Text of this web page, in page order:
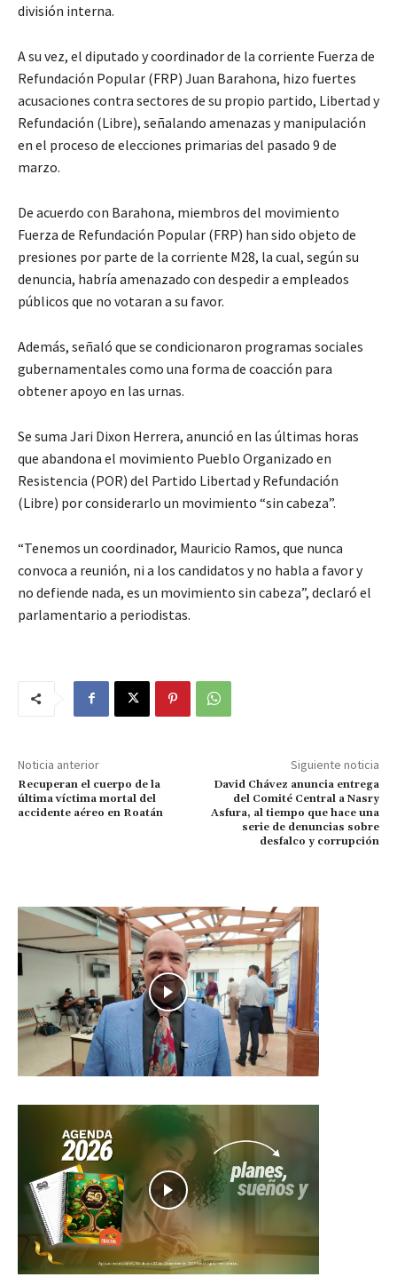
división interna.
A su vez, el diputado y coordinador de la corriente Fuerza de
Refundación Popular (FRP) Juan Barahona, hizo fuertes
acusaciones contra sectores de su propio partido, Libertad y
Refundación (Libre), señalando amenazas y manipulación
en el proceso de elecciones primarias del pasado 9 de
marzo.
De acuerdo con Barahona, miembros del movimiento
Fuerza de Refundación Popular (FRP) han sido objeto de
presiones por parte de la corriente M28, la cual, según su
denuncia, habría amenazado con despedir a empleados
públicos que no votaran a su favor.
Además, señaló que se condicionaron programas sociales
gubernamentales como una forma de coacción para
obtener apoyo en las urnas.
Se suma Jari Dixon Herrera, anunció en las últimas horas
que abandona el movimiento Pueblo Organizado en
Resistencia (POR) del Partido Libertad y Refundación
(Libre) por considerarlo un movimiento “sin cabeza”.
“Tenemos un coordinador, Mauricio Ramos, que nunca
convoca a reunión, ni a los candidatos y no habla a favor y
no defiende nada, es un movimiento sin cabeza”, declaró el
parlamentario a periodistas.
Noticia anterior
Recuperan el cuerpo de la
última víctima mortal del
accidente aéreo en Roatán
Siguiente noticia
David Chávez anuncia entrega
del Comité Central a Nasry
Asfura, al tiempo que hace una
serie de denuncias sobre
desfalco y corrupción